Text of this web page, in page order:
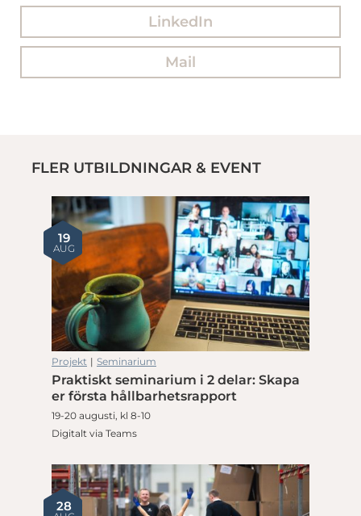
LinkedIn
Mail
FLER UTBILDNINGAR & EVENT
19
AUG
Projekt | Seminarium
Praktiskt seminarium i 2 delar: Skapa
er första hållbarhetsrapport
19-20 augusti, kl 8-10
Digitalt via Teams
28